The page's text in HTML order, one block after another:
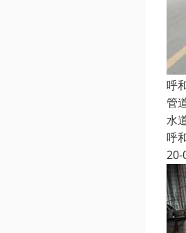
呼
管
水
呼
20-